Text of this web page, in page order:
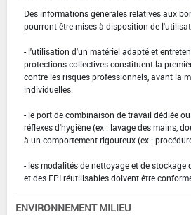
Des informations générales relatives aux
pourront être mises à disposition de
- l'utilisation d'un matériel adapté et
protections collectives constituent la
contre les risques professionnels, avant la
individuelles.
- le port de combinaison de travail dédiée
réflexes d'hygiène (ex : lavage des mains,
à un comportement rigoureux (ex :
- les modalités de nettoyage et de
et des EPI réutilisables doivent être
ENVIRONNEMENT MILIEU